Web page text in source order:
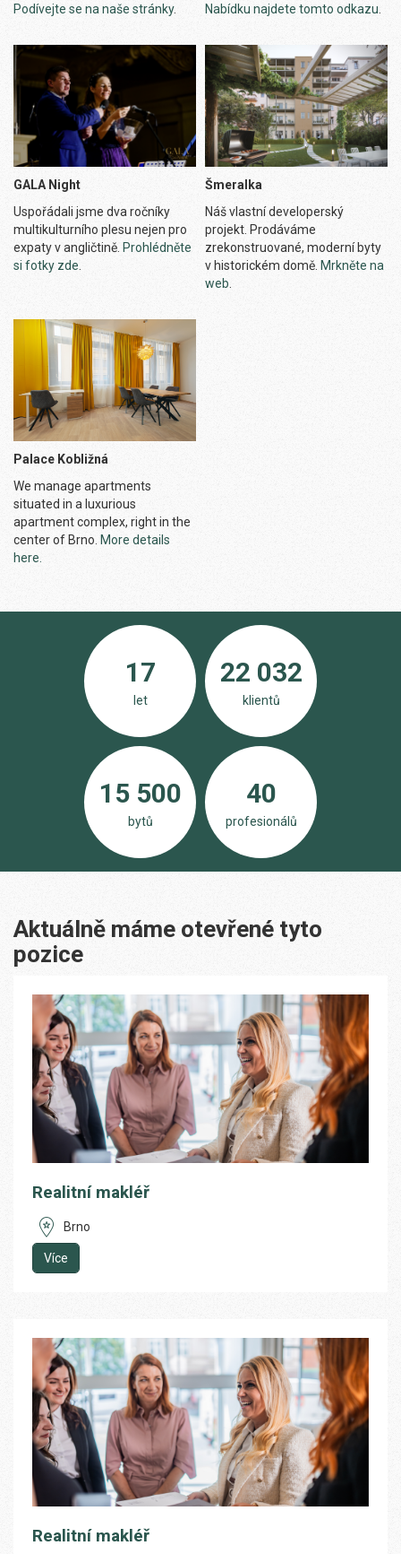
Podívejte se na naše stránky.
Nabídku najdete tomto odkazu.
GALA Night
Uspořádali jsme dva ročníky
multikulturního plesu nejen pro
expaty v angličtině. Prohlédněte
si fotky zde.
Šmeralka
Náš vlastní developerský
projekt. Prodáváme
zrekonstruované, moderní byty
v historickém domě. Mrkněte na
web.
Palace Kobližná
We manage apartments
situated in a luxurious
apartment complex, right in the
center of Brno. More details
here.
17
let
22 032
klientů
15 500
bytů
40
profesionálů
Aktuálně máme otevřené tyto
pozice
Realitní makléř
Brno
Více
Realitní makléř